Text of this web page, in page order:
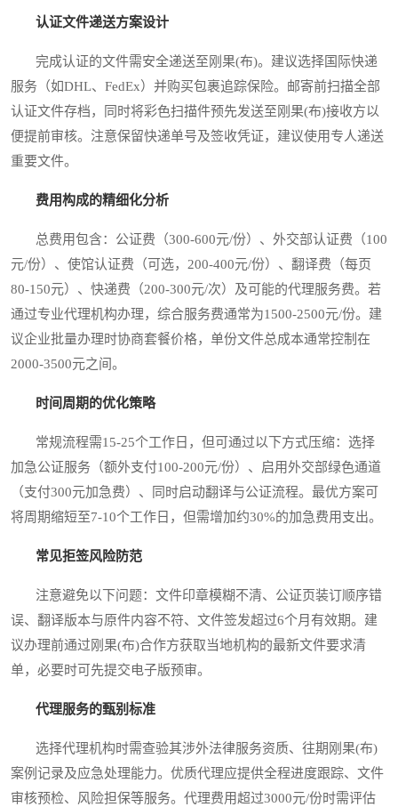
认证文件递送方案设计
完成认证的文件需安全递送至刚果(布)。建议选择国际快递
服务（如DHL、FedEx）并购买包裹追踪保险。邮寄前扫描全部
认证文件存档，同时将彩色扫描件预先发送至刚果(布)接收方以
便提前审核。注意保留快递单号及签收凭证，建议使用专人递送
重要文件。
费用构成的精细化分析
总费用包含：公证费（300-600元/份）、外交部认证费（100
元/份）、使馆认证费（可选，200-400元/份）、翻译费（每页
80-150元）、快递费（200-300元/次）及可能的代理服务费。若
通过专业代理机构办理，综合服务费通常为1500-2500元/份。建
议企业批量办理时协商套餐价格，单份文件总成本通常控制在
2000-3500元之间。
时间周期的优化策略
常规流程需15-25个工作日，但可通过以下方式压缩：选择
加急公证服务（额外支付100-200元/份）、启用外交部绿色通道
（支付300元加急费）、同时启动翻译与公证流程。最优方案可
将周期缩短至7-10个工作日，但需增加约30%的加急费用支出。
常见拒签风险防范
注意避免以下问题：文件印章模糊不清、公证页装订顺序错
误、翻译版本与原件内容不符、文件签发超过6个月有效期。建
议办理前通过刚果(布)合作方获取当地机构的最新文件要求清
单，必要时可先提交电子版预审。
代理服务的甄别标准
选择代理机构时需查验其涉外法律服务资质、往期刚果(布)
案例记录及应急处理能力。优质代理应提供全程进度跟踪、文件
审核预检、风险担保等服务。代理费用超过3000元/份时需评估